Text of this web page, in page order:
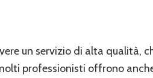
un servizio di alta qualità,
professionisti offrono